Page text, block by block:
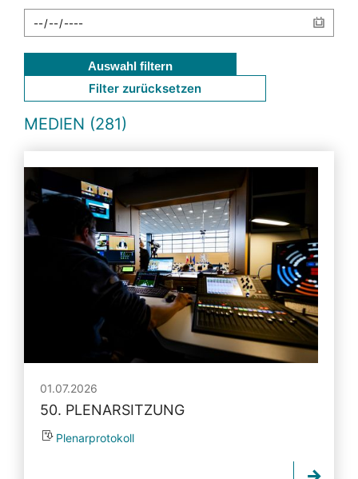
Auswahl filtern
Filter zurücksetzen
MEDIEN (281)
01.07.2026
50. PLENARSITZUNG
Plenarprotokoll